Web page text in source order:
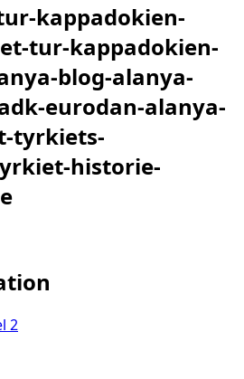
kappadokien-
tur-kappadokien-
blog-alanya-
eurodan-alanya-
tyrkiets-
historie-
2